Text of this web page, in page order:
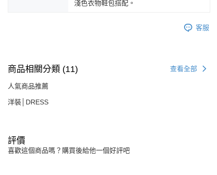
淺色衣物鞋包搭配。
客服
商品相關分類 (11) 查看全部
人氣商品推薦
洋裝│DRESS
評價
喜歡這個商品嗎？購買後給他一個好評吧